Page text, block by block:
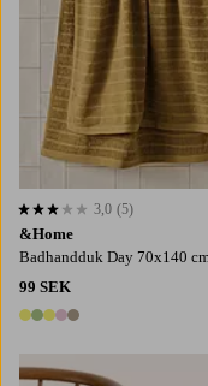
&Home
Badhandduk Day 70x140
99 SEK
5 färger
3,0 baserat på 5 st betyg
3,0 (5)